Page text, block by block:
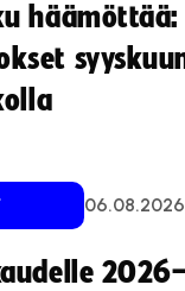
häämöttää:
06.08.2026